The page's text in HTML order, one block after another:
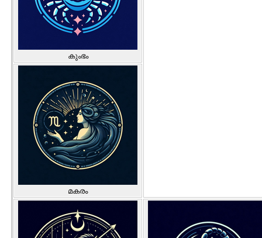
കുംഭം
മകരം